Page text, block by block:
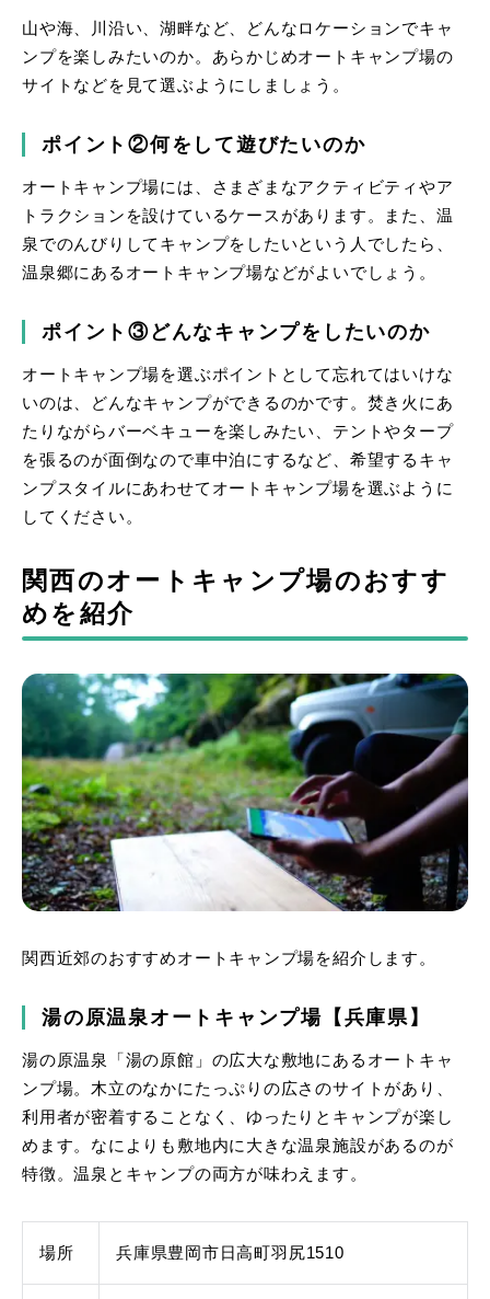
山や海、川沿い、湖畔など、どんなロケーションでキャ
ンプを楽しみたいのか。あらかじめオートキャンプ場の
サイトなどを見て選ぶようにしましょう。
ポイント②何をして遊びたいのか
オートキャンプ場には、さまざまなアクティビティやア
トラクションを設けているケースがあります。また、温
泉でのんびりしてキャンプをしたいという人でしたら、
温泉郷にあるオートキャンプ場などがよいでしょう。
ポイント③どんなキャンプをしたいのか
オートキャンプ場を選ぶポイントとして忘れてはいけな
いのは、どんなキャンプができるのかです。焚き火にあ
たりながらバーベキューを楽しみたい、テントやタープ
を張るのが面倒なので車中泊にするなど、希望するキャ
ンプスタイルにあわせてオートキャンプ場を選ぶように
してください。
関西のオートキャンプ場のおすす
めを紹介
関西近郊のおすすめオートキャンプ場を紹介します。
湯の原温泉オートキャンプ場【兵庫県】
湯の原温泉「湯の原館」の広大な敷地にあるオートキャ
ンプ場。木立のなかにたっぷりの広さのサイトがあり、
利用者が密着することなく、ゆったりとキャンプが楽し
めます。なによりも敷地内に大きな温泉施設があるのが
特徴。温泉とキャンプの両方が味わえます。
場所 兵庫県豊岡市日高町羽尻1510